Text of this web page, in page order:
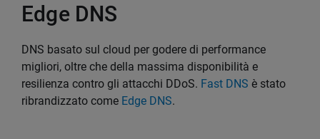
Edge DNS
DNS basato sul cloud per godere di performance
migliori, oltre che della massima disponibilità e
resilienza contro gli attacchi DDoS. Fast DNS è stato
ribrandizzato come Edge DNS.